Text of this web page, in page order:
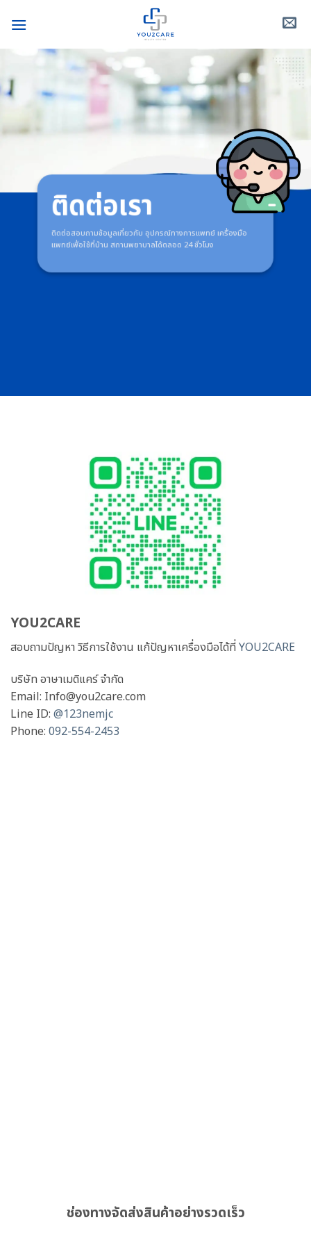
ติดต่อเรา
ติดต่อสอบถามข้อมูลเกี่ยวกับ อุปกรณ์ทางการแพทย์ เครื่องมือ
แพทย์เพื่อใช้ที่บ้าน สถานพยาบาลได้ตลอด 24 ชั่วโมง
YOU2CARE
สอบถามปัญหา วิธีการใช้งาน แก้ปัญหาเครื่องมือได้ที่YOU2CARE
บริษัท อาษาเมดิแคร์ จำกัด
Email: Info@you2care.com
Line ID: @123nemjc
Phone: 092-554-2453
ช่องทางจัดส่งสินค้าอย่างรวดเร็ว